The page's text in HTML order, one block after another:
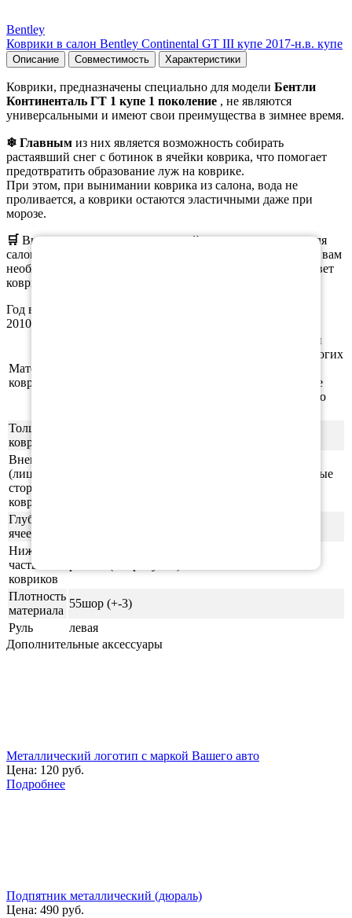
Bentley
Коврики в салон Bentley Continental GT III купе 2017-н.в. купе
Описание Совместимость Характеристики
Коврики, предназначены специально для модели Бентли
Континенталь ГТ 1 купе 1 поколение , не являются
универсальными и имеют свои преимущества в зимнее время.
❄ Главным из них является возможность собирать
растаявший снег с ботинок в ячейки коврика, что помогает
предотвратить образование луж на коврике.
При этом, при вынимании коврика из салона, вода не
проливается, а коврики остаются эластичными даже при
морозе.
🛒 Вы можетезаказатькак полный комплект ковриков для
салона, так и отдельные коврики. При оформлении заказа вам
необходимо выбрать нужную комплектацию, материал, цвет
коврика и окантовки.
Год выпуска а/м: 2003, 2004, 2005, 2006, 2007, 2008, 2009,
2010, 2011
Материал
ковриков
Этиленвинилацетат (ЭВА/ЕВА) - полимерный
материал, который зарекомендовал себя во многих
производят спортивные маты, гимнастические
коврики, подошву для обуви, шлёпки и прочую
Толщина
ковриков
Внешняя
(лицевая)
сторона
ковриков
ячейки СОТЫ/РОМБ (напоминающие пчелиные
Глубина
ячеек
Нижняя
часть
ковриков
Плотность
материала
55шор (+-3)
Руль
левая
Дополнительные аксессуары
Металлический логотип с маркой Вашего авто
Цена: 120 руб.
Подробнее
Подпятник металлический (дюраль)
Цена: 490 руб.